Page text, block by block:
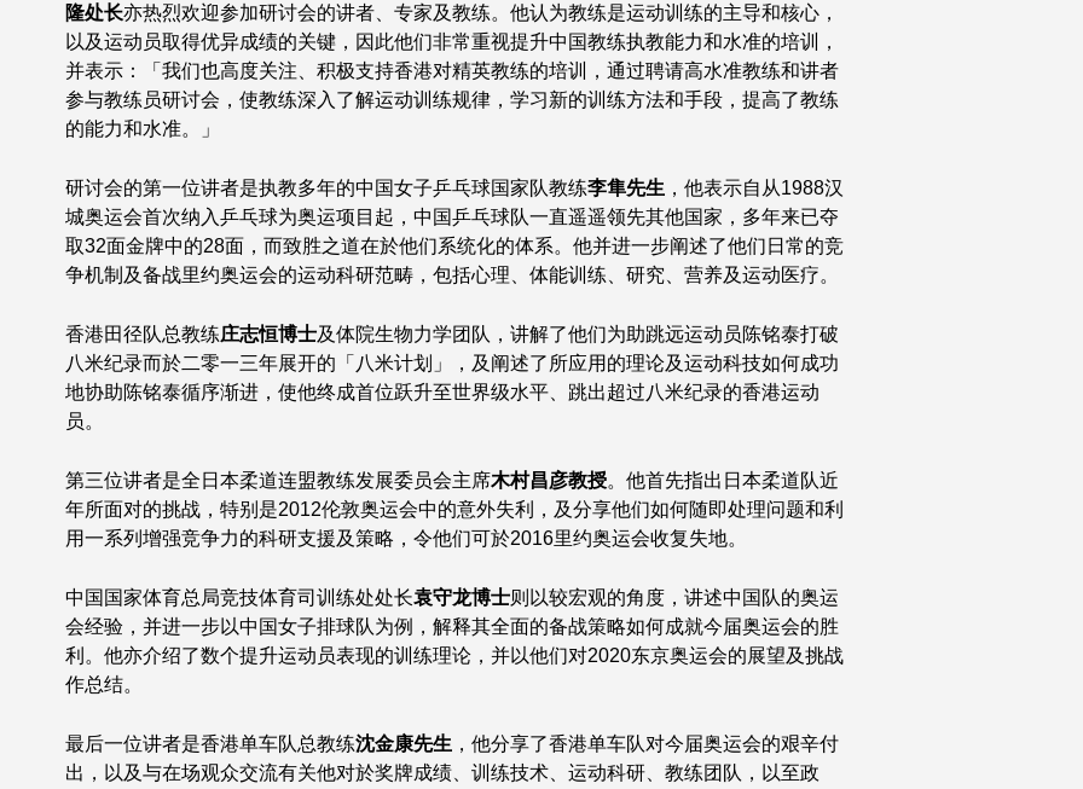
隆处长亦热烈欢迎参加研讨会的讲者、专家及教练。他认为教练是运动训练的主导和核心，
以及运动员取得优异成绩的关键，因此他们非常重视提升中国教练执教能力和水准的培训，
并表示：「我们也高度关注、积极支持香港对精英教练的培训，通过聘请高水准教练和讲者
参与教练员研讨会，使教练深入了解运动训练规律，学习新的训练方法和手段，提高了教练
的能力和水准。」
研讨会的第一位讲者是执教多年的中国女子乒乓球国家队教练李隼先生 ，他表示自从1988汉
城奥运会首次纳入乒乓球为奥运项目起，中国乒乓球队一直遥遥领先其他国家，多年来已夺
取32面金牌中的28面，而致胜之道在於他们系统化的体系。他并进一步阐述了他们日常的竞
争机制及备战里约奥运会的运动科研范畴，包括心理、体能训练、研究、营养及运动医疗。
香港田径队总教练庄志恒博士及体院生物力学团队，讲解了他们为助跳远运动员陈铭泰打破
八米纪录而於二零一三年展开的「八米计划」，及阐述了所应用的理论及运动科技如何成功
地协助陈铭泰循序渐进，使他终成首位跃升至世界级水平、跳出超过八米纪录的香港运动
员。
第三位讲者是全日本柔道连盟教练发展委员会主席木村昌彦教授。他首先指出日本柔道队近
年所面对的挑战，特别是2012伦敦奥运会中的意外失利，及分享他们如何随即处理问题和利
用一系列增强竞争力的科研支援及策略，令他们可於2016里约奥运会收复失地。
中国国家体育总局竞技体育司训练处处长袁守龙博士则以较宏观的角度，讲述中国队的奥运
会经验，并进一步以中国女子排球队为例，解释其全面的备战策略如何成就今届奥运会的胜
利。他亦介绍了数个提升运动员表现的训练理论，并以他们对2020东京奥运会的展望及挑战
作总结。
最后一位讲者是香港单车队总教练沈金康先生 ，他分享了香港单车队对今届奥运会的艰辛付
出，以及与在场观众交流有关他对於奖牌成绩、训练技术、运动科研、教练团队，以至政